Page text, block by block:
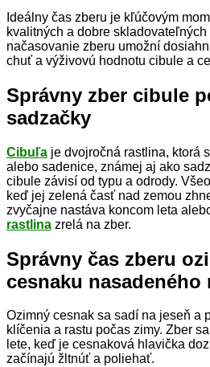
Ideálny čas zberu je kľúčovým
kvalitných a dobre
načasovanie zberu umožní
chuť a výživovú hodnotu cibule a
Správny zber cibule
sadzačky
Cibuľa je dvojročná rastlina, ktorá
alebo sadenice, známej aj ako
cibule závisí od typu a odrody.
keď jej zelená časť nad zemou
zvyčajne nastáva koncom leta
rastlina zrelá na zber.
Správny čas zberu
cesnaku nasadeného
Ozimný cesnak sa sadí na jeseň a
klíčenia a rastu počas zimy. Zber
lete, keď je cesnaková hlavička
začínajú žltnúť a poliehať.